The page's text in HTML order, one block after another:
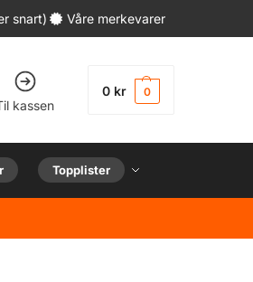
snart) Våre merkevarer
kassen
0 kr 0
Topplister